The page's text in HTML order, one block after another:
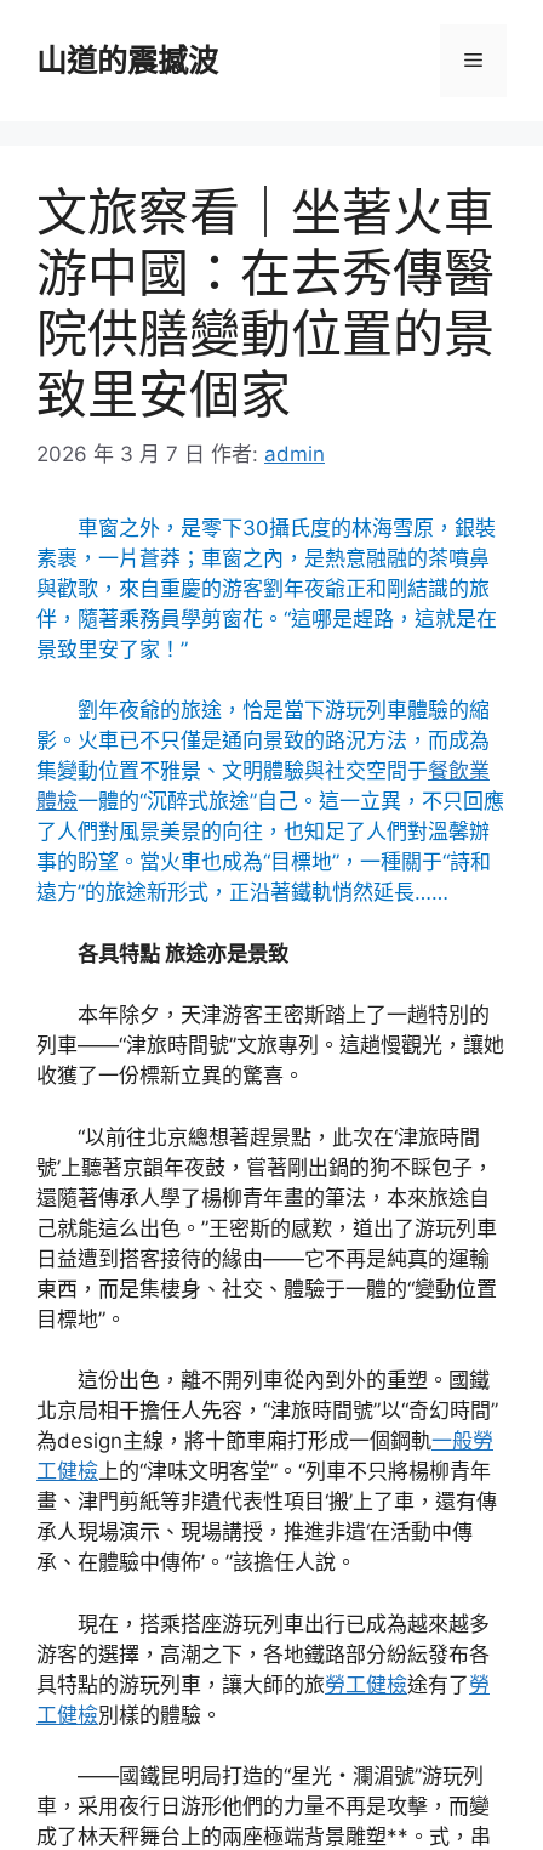
山道的震撼波 選
文旅察看｜坐著火車
游中國：在去秀傳醫
院供膳變動位置的景
致里安個家
2026 年 3 月 7 日 作者: admin
車窗之外，是零下30攝氏度的林海雪原，銀裝
素裹，一片蒼莽；車窗之內，是熱意融融的茶噴鼻
與歡歌，來自重慶的游客劉年夜爺正和剛結識的旅
伴，隨著乘務員學剪窗花。“這哪是趕路，這就是在
景致里安了家！”
劉年夜爺的旅途，恰是當下游玩列車體驗的縮
影。火車已不只僅是通向景致的路況方法，而成為
集變動位置不雅景、文明體驗與社交空間于餐飲業
體檢一體的“沉醉式旅途”自己。這一立異，不只回應
了人們對風景美景的向往，也知足了人們對溫馨辦
事的盼望。當火車也成為“目標地”，一種關于“詩和
遠方”的旅途新形式，正沿著鐵軌悄然延長……
各具特點 旅途亦是景致
本年除夕，天津游客王密斯踏上了一趟特別的
列車——“津旅時間號”文旅專列。這趟慢觀光，讓她
收獲了一份標新立異的驚喜。
“以前往北京總想著趕景點，此次在‘津旅時間
號’上聽著京韻年夜鼓，嘗著剛出鍋的狗不睬包子，
還隨著傳承人學了楊柳青年畫的筆法，本來旅途自
己就能這么出色。”王密斯的感歎，道出了游玩列車
日益遭到搭客接待的緣由——它不再是純真的運輸
東西，而是集棲身、社交、體驗于一體的“變動位置
目標地”。
這份出色，離不開列車從內到外的重塑。國鐵
北京局相干擔任人先容，“津旅時間號”以“奇幻時間”
為design主線，將十節車廂打形成一個鋼軌一般勞
工健檢上的“津味文明客堂”。“列車不只將楊柳青年
畫、津門剪紙等非遺代表性項目‘搬’上了車，還有傳
承人現場演示、現場講授，推進非遺‘在活動中傳
承、在體驗中傳佈’。”該擔任人說。
現在，搭乘搭座游玩列車出行已成為越來越多
游客的選擇，高潮之下，各地鐵路部分紛紜發布各
具特點的游玩列車，讓大師的旅勞工健檢途有了勞
工健檢別樣的體驗。
——國鐵昆明局打造的“星光・瀾湄號”游玩列
車，采用夜行日游形他們的力量不再是攻擊，而變
成了林天秤舞台上的兩座極端背景雕塑**。式，串